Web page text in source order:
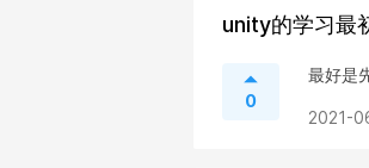
unity的学习最
0
最好是
2021-